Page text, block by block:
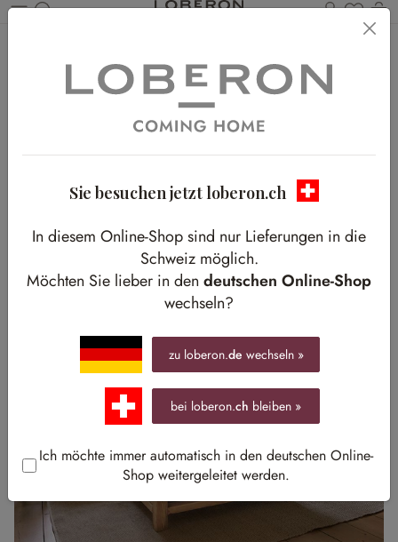
Du
Shop The Look
Neu Outdoor
Arbeitszimmer
Kids Pets
Ostern
Weihnachten
Sie besuchen jetzt loberon.ch
In diesem Online-Shop sind nur Lieferungen in die
Schweiz möglich.
Möchten Sie lieber in den deutschen Online-Shop
wechseln?
zu loberon.de wechseln »
bei loberon.ch bleiben »
Ich möchte immer automatisch in den deutschen Online-
Shop weitergeleitet werden.